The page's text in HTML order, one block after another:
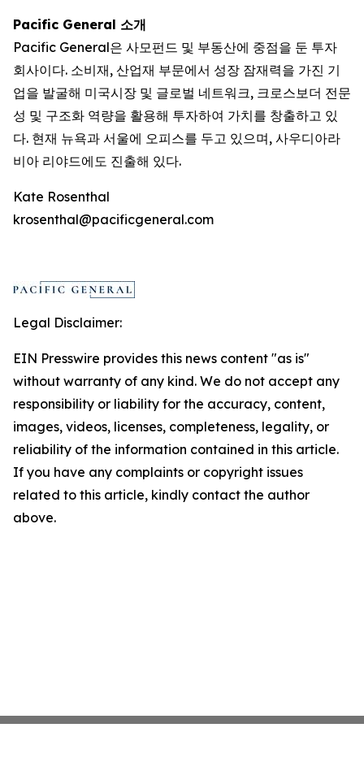
Pacific General 소개
Pacific General은 사모펀드 및 부동산에 중점을 둔 투자
회사이다. 소비재, 산업재 부문에서 성장 잠재력을 가진 기
업을 발굴해 미국시장 및 글로벌 네트워크, 크로스보더 전문
성 및 구조화 역량을 활용해 투자하여 가치를 창출하고 있
다. 현재 뉴욕과 서울에 오피스를 두고 있으며, 사우디아라
비아 리야드에도 진출해 있다.
Kate Rosenthal
krosenthal@pacificgeneral.com
Legal Disclaimer:
EIN Presswire provides this news content "as is"
without warranty of any kind. We do not accept any
responsibility or liability for the accuracy, content,
images, videos, licenses, completeness, legality, or
reliability of the information contained in this article.
If you have any complaints or copyright issues
related to this article, kindly contact the author
above.